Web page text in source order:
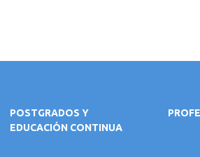
POSTGRADOS Y
EDUCACIÓN CONTINUA